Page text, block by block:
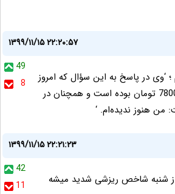
۱۳۹۹/۱۱/۱۵ ۲۲:۲۰:۵۷
49
8
‘وی در پاسخ به این سؤال که امروز
هر سهم پالایشی یکم 7800 تومان بوده است و همچنان در
من هنوز ندیده‌ام. ‘
۱۳۹۹/۱۱/۱۵ ۲۲:۲۱:۲۳
42
11
شنبه شاخص ریزشی شدید میشه